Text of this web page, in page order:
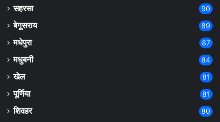
सहरसा 90
बेगूसराय 89
मधेपुरा 87
मधुबनी 84
खेल 81
पूर्णिया 81
शिवहर 80